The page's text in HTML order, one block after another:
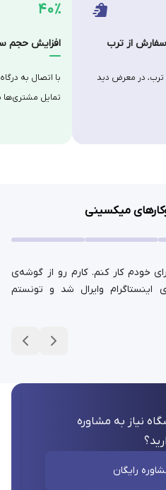
۴۰٪
افزایش حجم
با اتصال به
تمایل
از ترب
ترب، در معرض دید
میکسینی
خودم کار کنم. کارم رو از گوشه‌ی
اینستاگرام وایرال شد و تونستم
نیاز به مشاوره
رایگان